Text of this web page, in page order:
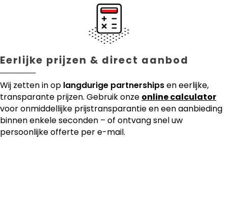
Eerlijke prijzen & direct aanbod
Wij zetten in op langdurige partnershipsen eerlijke,
transparante prijzen. Gebruik onze online calculator
voor onmiddellijke prijstransparantie en een aanbieding
binnen enkele seconden – of ontvang snel uw
persoonlijke offerte per e-mail.